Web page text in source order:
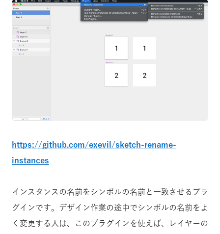
https://github.com/exevil/sketch-rename-
instances
インスタンスの名前をシンボルの名前と一致させるプラ
グインです。デザイン作業の途中でシンボルの名前をよ
く変更する人は、このプラグインを使えば、レイヤーの